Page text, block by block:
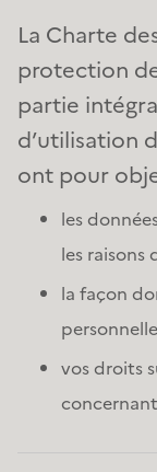
La Charte
protection
partie
d’utilisation
ont pour
les
les
la façon
vos droits
concernant